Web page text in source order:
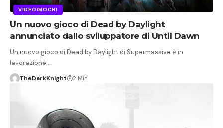
VIDEOGIOCHI
Un nuovo gioco di Dead by Daylight
annunciato dallo sviluppatore di Until Dawn
Un nuovo gioco di Dead by Daylight di Supermassive è in
lavorazione…
TheDarkKnight 2 Min